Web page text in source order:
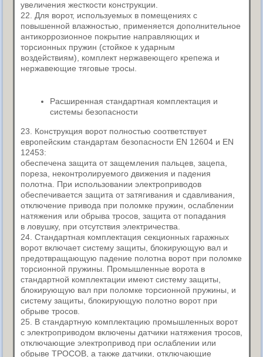
увеличения жесткости конструкции.
22. Для ворот, используемых в помещениях с
повышенной влажностью, применяется дополнительное
антикоррозионное покрытие направляющих и
торсионных пружин (стойкое к ударным
воздействиям), комплект нержавеющего крепежа и
нержавеющие тяговые тросы.
Расширенная стандартная комплектация и
системы безопасности
23. Конструкция ворот полностью соответствует
европейским стандартам безопасности EN 12604 и EN
12453:
обеспечена защита от защемления пальцев, зацепа,
пореза, неконтролируемого движения и падения
полотна. При использовании электроприводов
обеспечивается защита от затягивания и сдавливания,
отключение привода при поломке пружин, ослаблении
натяжения или обрыва тросов, защита от попадания
в ловушку, при отсутствия электричества.
24. Стандартная комплектация секционных гаражных
ворот включает систему защиты, блокирующую вал и
предотвращающую падение полотна ворот при поломке
торсионной пружины. Промышленные ворота в
стандартной комплектации имеют систему защиты,
блокирующую вал при поломке торсионной пружины, и
систему защиты, блокирующую полотно ворот при
обрыве тросов.
25. В стандартную комплектацию промышленных ворот
с электроприводом включены датчики натяжения тросов,
отключающие электропривод при ослаблении или
обрыве ТРОСОВ, а также датчики, отключающие